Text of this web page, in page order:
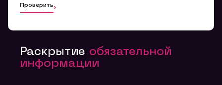
Проверить
Раскрытие обязательной
информации